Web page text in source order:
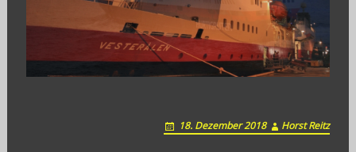
18. Dezember 2018 Horst Reitz